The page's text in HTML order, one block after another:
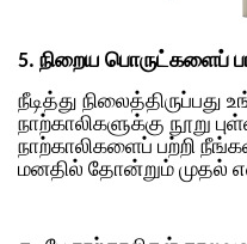
5. நிறைய பொருட்களைப்
நீடித்து
நாற்காலிகளுக்கு நூறு
நாற்காலிகளைப் பற்றி
மனதில் தோன்றும் முதல்